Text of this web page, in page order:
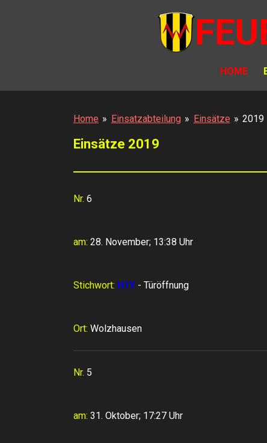
HOME
Home » Einsatzabteilung » Einsätze » 2019
Einsätze 2019
Nr. 6
am: 28. November; 13:38 Uhr
Stichwort: H1Y - Türöffnung
Ort: Wolzhausen
Nr. 5
am: 31. Oktober; 17:27 Uhr